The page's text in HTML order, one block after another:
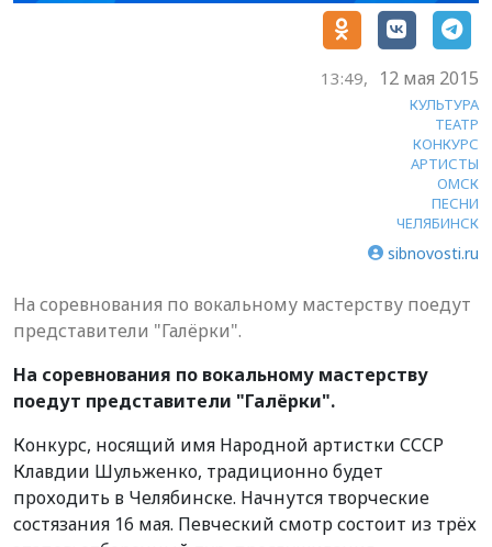
13:49, 12 мая 2015
КУЛЬТУРА
ТЕАТР
КОНКУРС
АРТИСТЫ
ОМСК
ПЕСНИ
ЧЕЛЯБИНСК
sibnovosti.ru
На соревнования по вокальному мастерству поедут
представители "Галёрки".
На соревнования по вокальному мастерству
поедут представители "Галёрки".
Конкурс, носящий имя Народной артистки СССР
Клавдии Шульженко, традиционно будет
проходить в Челябинске. Начнутся творческие
состязания 16 мая. Певческий смотр состоит из трёх